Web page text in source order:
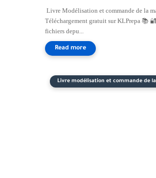
Livre Modélisation et commande de la
Téléchargement gratuit sur KLPrepa 📚
fichiers depu...
Livre modélisation et commande de